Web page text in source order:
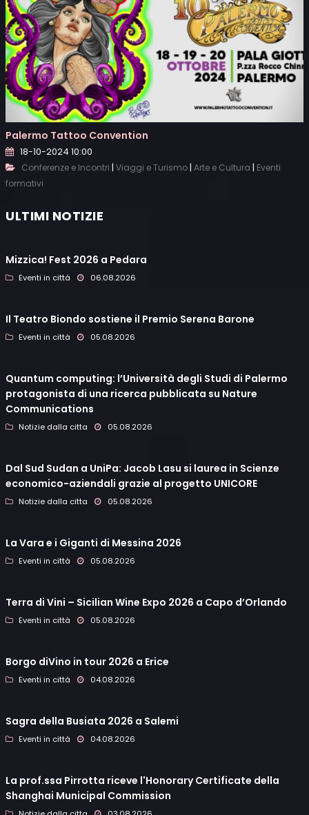
Palermo Tattoo Convention
18-10-2024 10:00
Conferenze e Incontri | Viaggi e Turismo| Arte e Cultura | Eventi
formativi
ULTIMI NOTIZIE
Mizzica! Fest 2026 a Pedara
Eventi in città 06.08.2026
Il Teatro Biondo sostiene il Premio Serena Barone
Eventi in città 05.08.2026
Quantum computing: l’Università degli Studi di Palermo
protagonista di una ricerca pubblicata su Nature
Communications
Notizie dalla citta 05.08.2026
Dal Sud Sudan a UniPa: Jacob Lasu si laurea in Scienze
economico-aziendali grazie al progetto UNICORE
Notizie dalla citta 05.08.2026
La Vara e i Giganti di Messina 2026
Eventi in città 05.08.2026
Terra di Vini – Sicilian Wine Expo 2026 a Capo d’Orlando
Eventi in città 05.08.2026
Borgo diVino in tour 2026 a Erice
Eventi in città 04.08.2026
Sagra della Busiata 2026 a Salemi
Eventi in città 04.08.2026
La prof.ssa Pirrotta riceve l'Honorary Certificate della
Shanghai Municipal Commission